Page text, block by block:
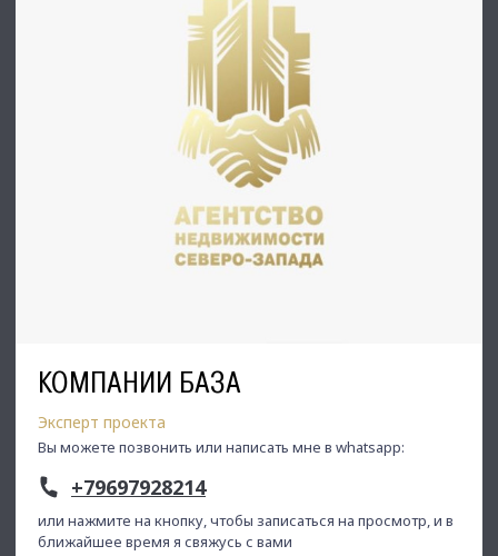
КОМПАНИИ БАЗА
Эксперт проекта
Вы можете позвонить или написать мне в whatsapp:
+79697928214
или нажмите на кнопку, чтобы записаться на просмотр, и в
ближайшее время я свяжусь с вами
✅ Оптимизацию ваших расходов при заключении сделки;
✅ Экономию Ваших нервов и времени при переговорах;
✅ Доступ к уникальной базе объектов, многие из которых
отсутствуют в открытой рекламе;
✅ Помогаем оформлять ипотеку!
⭐Заходите в наш профиль, чтобы ознакомиться с нашими
актуальными предложениями!
Если не нашли в нашем профиле то, что Вам подходит –
позвоните ☎, и мы обязательно подберем нужный объект
по самым выгодным условиям на рынке коммерческой